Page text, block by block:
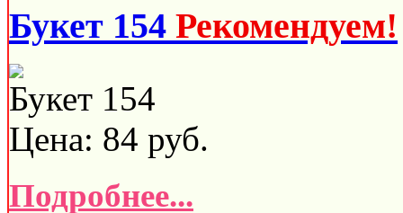
Букет 154 Рекомендуем!
Букет 154
Цена: 84 руб.
Подробнее...